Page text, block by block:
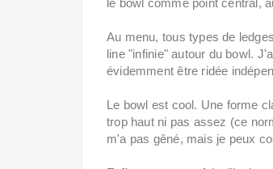
le bowl comme point central,
Au menu, tous types de
line "infinie" autour du bowl.
évidemment être ridée
Le bowl est cool. Une forme
trop haut ni pas assez (ce
m'a pas gêné, mais je peux